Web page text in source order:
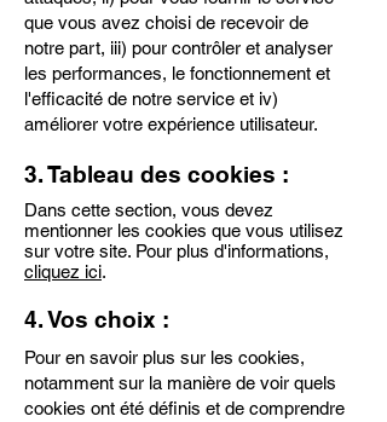
que vous avez choisi de recevoir de
notre part, iii) pour contrôler et analyser
les performances, le fonctionnement et
l'efficacité de notre service et iv)
améliorer votre expérience utilisateur.
3. Tableau des cookies :
Dans cette section, vous devez
mentionner les cookies que vous utilisez
sur votre site. Pour plus d'informations,
cliquez ici.
4. Vos choix :
Pour en savoir plus sur les cookies,
notamment sur la manière de voir quels
cookies ont été définis et de comprendre